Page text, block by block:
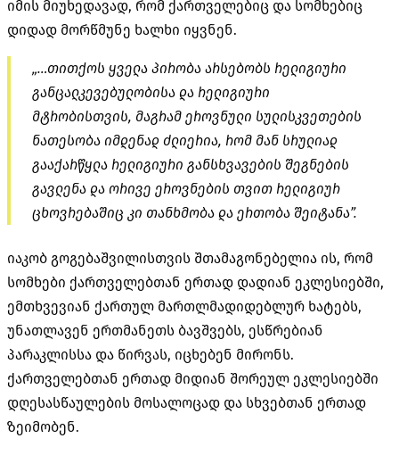
იმის მიუხედავად, რომ ქართველებიც და სომხებიც
დიდად მორწმუნე ხალხი იყვნენ.
„…თითქოს ყველა პირობა არსებობს რელიგიური
განცალკევებულობისა და რელიგიური
მტრობისთვის, მაგრამ ეროვნული სულისკვეთების
ნათესობა იმდენად ძლიერია, რომ მან სრულიად
გააქარწყლა რელიგიური განსხვავების შეგნების
გავლენა და ორივე ეროვნების თვით რელიგიურ
ცხოვრებაშიც კი თანხმობა და ერთობა შეიტანა”.
იაკობ გოგებაშვილისთვის შთამაგონებელია ის, რომ
სომხები ქართველებთან ერთად დადიან ეკლესიებში,
ემთხვევიან ქართულ მართლმადიდებლურ ხატებს,
უნათლავენ ერთმანეთს ბავშვებს, ესწრებიან
პარაკლისსა და წირვას, იცხებენ მირონს.
ქართველებთან ერთად მიდიან შორეულ ეკლესიებში
დღესასწაულების მოსალოცად და სხვებთან ერთად
ზეიმობენ.